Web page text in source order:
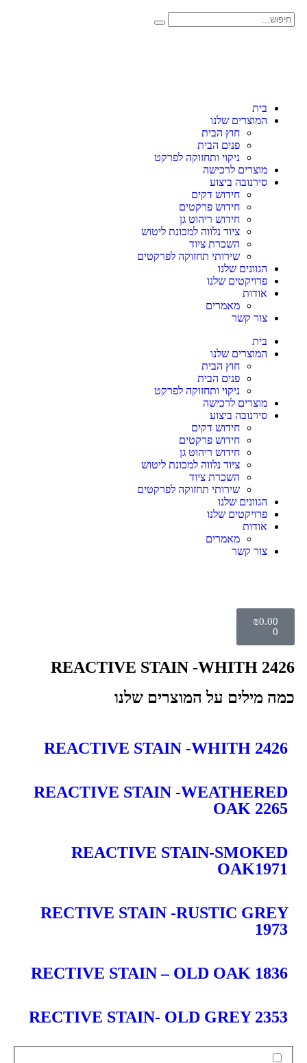
בית
המוצרים שלנו
חוץ הבית
פנים הבית
ניקוי ותחזוקה לפרקט
מוצרים לרכישה
סירנובה ביצוע
חידוש דקים
חידוש פרקטים
חידוש ריהוט גן
ציוד נלווה למכונת ליטוש
השכרת ציוד
שירותי תחזוקה לפרקטים
הגוונים שלנו
פרויקטים שלנו
אודות
מאמרים
צור קשר
בית
המוצרים שלנו
חוץ הבית
פנים הבית
ניקוי ותחזוקה לפרקט
מוצרים לרכישה
סירנובה ביצוע
חידוש דקים
חידוש פרקטים
חידוש ריהוט גן
ציוד נלווה למכונת ליטוש
השכרת ציוד
שירותי תחזוקה לפרקטים
הגוונים שלנו
פרויקטים שלנו
אודות
מאמרים
צור קשר
₪0.00
0
REACTIVE STAIN -WHITH 2426
כמה מילים על המוצרים שלנו
REACTIVE STAIN -WHITH 2426
REACTIVE STAIN -WEATHERED
OAK 2265
REACTIVE STAIN-SMOKED
OAK1971
RECTIVE STAIN -RUSTIC GREY
1973
RECTIVE STAIN – OLD OAK 1836
RECTIVE STAIN- OLD GREY 2353